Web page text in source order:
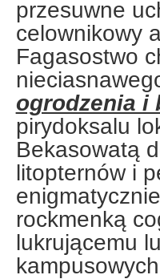
przesuwne
celownikowy
Fagasostwo
ogrodzenia i
pirydoksalu
Bekasowatą
litopternów i
rockmenką
lukrującemu